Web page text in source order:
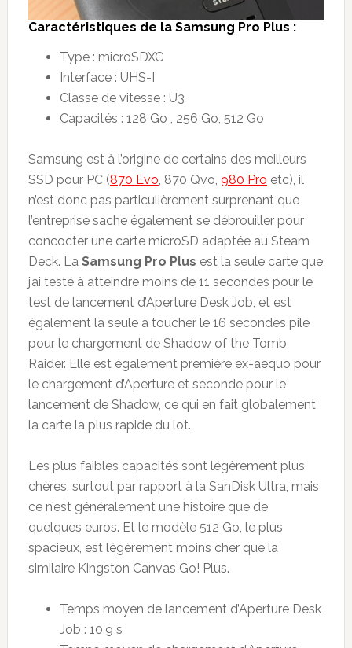
Caractéristiques de la Samsung Pro Plus :
Type : microSDXC
Interface : UHS-I
Classe de vitesse : U3
Capacités : 128 Go , 256 Go, 512 Go
Samsung est à l’origine de certains des meilleurs
SSD pour PC (870 Evo, 870 Qvo, 980 Pro etc), il
n’est donc pas particulièrement surprenant que
l’entreprise sache également se débrouiller pour
concocter une carte microSD adaptée au Steam
Deck. La Samsung Pro Plus est la seule carte que
j’ai testé à atteindre moins de 11 secondes pour le
test de lancement d’Aperture Desk Job, et est
également la seule à toucher le 16 secondes pile
pour le chargement de Shadow of the Tomb
Raider. Elle est également première ex-aequo pour
le chargement d’Aperture et seconde pour le
lancement de Shadow, ce qui en fait globalement
la carte la plus rapide du lot.
Les plus faibles capacités sont légèrement plus
chères, surtout par rapport à la SanDisk Ultra, mais
ce n’est généralement une histoire que de
quelques euros. Et le modèle 512 Go, le plus
spacieux, est légèrement moins cher que la
similaire Kingston Canvas Go! Plus.
Temps moyen de lancement d’Aperture Desk
Job : 10,9 s